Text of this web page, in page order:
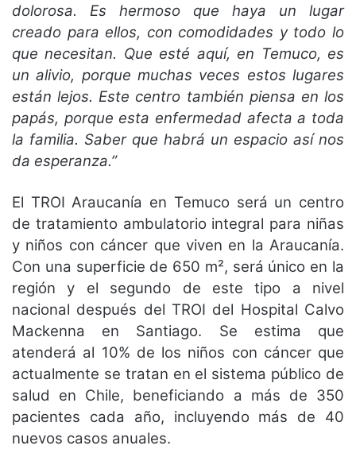
dolorosa. Es hermoso que haya un lugar
creado para ellos, con comodidades y todo lo
que necesitan. Que esté aquí, en Temuco, es
un alivio, porque muchas veces estos lugares
están lejos. Este centro también piensa en los
papás, porque esta enfermedad afecta a toda
la familia. Saber que habrá un espacio así nos
da esperanza.”
El TROI Araucanía en Temuco será un centro
de tratamiento ambulatorio integral para niñas
y niños con cáncer que viven en la Araucanía.
Con una superficie de 650 m², será único en la
región y el segundo de este tipo a nivel
nacional después del TROI del Hospital Calvo
Mackenna en Santiago. Se estima que
atenderá al 10% de los niños con cáncer que
actualmente se tratan en el sistema público de
salud en Chile, beneficiando a más de 350
pacientes cada año, incluyendo más de 40
nuevos casos anuales.